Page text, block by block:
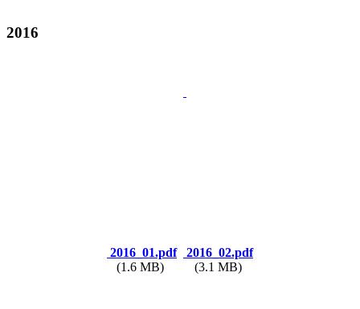
2016
2016_01.pdf
(1.6 MB)
2016_02.pdf
(3.1 MB)